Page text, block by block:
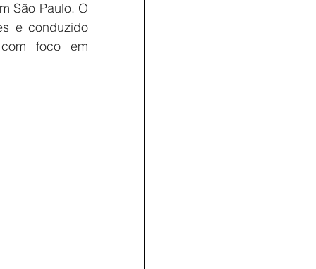
São Paulo. O
e conduzido
foco em